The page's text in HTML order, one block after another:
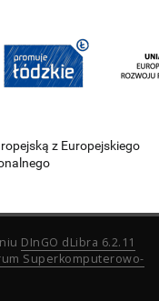
z Europejskiego
DInGO dLibra 6.2.11
Superkomputerowo-